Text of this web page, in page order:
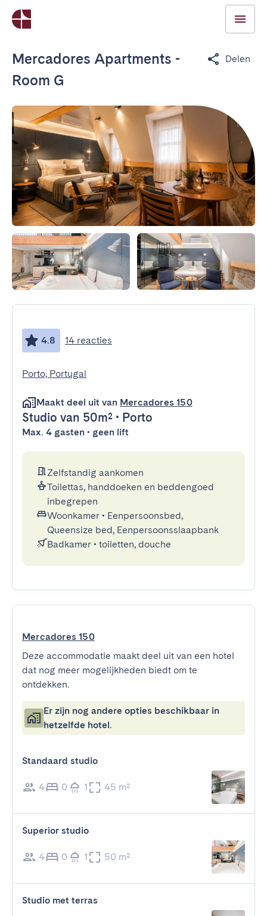
Mercadores Apartments -
Room G
Delen
4.8 14 reacties
Porto, Portugal
Maakt deel uit van Mercadores 150
Studio van 50m² • Porto
Max. 4 gasten • geen lift
Zelfstandig aankomen
Toilettas, handdoeken en beddengoed
inbegrepen
Woonkamer • Eenpersoonsbed,
Queensize bed, Eenpersoonsslaapbank
Badkamer • toiletten, douche
Mercadores 150
Deze accommodatie maakt deel uit van een hotel
dat nog meer mogelijkheden biedt om te
ontdekken.
Er zijn nog andere opties beschikbaar in
hetzelfde hotel.
Standaard studio
4 0 1 45 m²
Superior studio
4 0 1 50 m²
Studio met terras